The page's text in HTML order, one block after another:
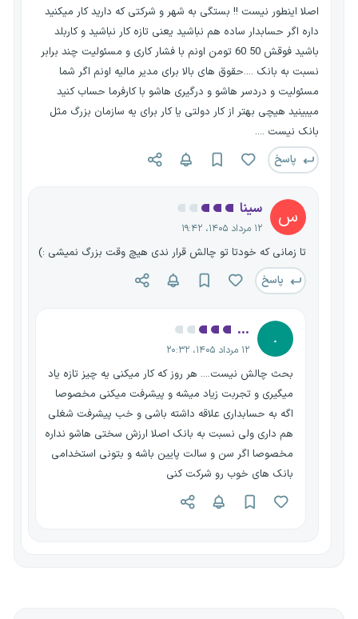
باشه.میدونم شرایط جامعه سخته و کار کردن خیلی سخت تر.اما
میشه.خیلیا از همین شرایط پولای خوبی درمیارن.به قول یکی از دوستان
میگفت شرایط ایران مثل دریای طوفانیه هرکی موج سواری بلد باشه غرق
نمیشه.
اصلا اینطور نیست !! بستگی به شهر و شرکتی که دارید کار میکنید
داره اگر حسابدار ساده هم نباشید یعنی تازه کار نباشید و کاربلد
باشید فوقش 50 60 تومن اونم با فشار کاری و مسئولیت چند برابر
نسبت به بانک ....حقوق های بالا برای مدیر مالیه اونم اگر شما
مسئولیت و دردسر هاشو و درگیری هاشو با کارفرما حساب کنید
میبینید هیچی بهتر از کار دولتی یا کار برای یه سازمان بزرگ مثل
بانک نیست ....
پاسخ
س سینا
۱۲ مرداد ۱۴۰۵، ۱۹:۴۲
تا زمانی که خودتا تو چالش قرار ندی هیچ وقت بزرگ نمیشی :)
پاسخ
.
...
۱۲ مرداد ۱۴۰۵، ۲۰:۳۲
بحث چالش نیست.... هر روز که کار میکنی یه چیز تازه یاد
میگیری و تجربت زیاد میشه و پیشرفت میکنی مخصوصا
اگه به حسابداری علاقه داشته باشی و خب پیشرفت شغلی
هم داری ولی نسبت به بانک اصلا ارزش سختی هاشو نداره
مخصوصا اگر سن و سالت پایین باشه و بتونی استخدامی
بانک های خوب رو شرکت کنی